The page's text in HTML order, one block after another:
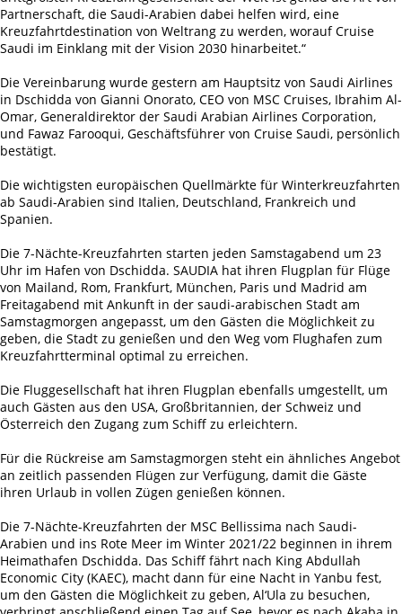
Partnerschaft, die Saudi-Arabien dabei helfen wird, eine
Kreuzfahrtdestination von Weltrang zu werden, worauf Cruise
Saudi im Einklang mit der Vision 2030 hinarbeitet.“
Die Vereinbarung wurde gestern am Hauptsitz von Saudi Airlines
in Dschidda von Gianni Onorato, CEO von MSC Cruises, Ibrahim Al-
Omar, Generaldirektor der Saudi Arabian Airlines Corporation,
und Fawaz Farooqui, Geschäftsführer von Cruise Saudi, persönlich
bestätigt.
Die wichtigsten europäischen Quellmärkte für Winterkreuzfahrten
ab Saudi-Arabien sind Italien, Deutschland, Frankreich und
Spanien.
Die 7-Nächte-Kreuzfahrten starten jeden Samstagabend um 23
Uhr im Hafen von Dschidda. SAUDIA hat ihren Flugplan für Flüge
von Mailand, Rom, Frankfurt, München, Paris und Madrid am
Freitagabend mit Ankunft in der saudi-arabischen Stadt am
Samstagmorgen angepasst, um den Gästen die Möglichkeit zu
geben, die Stadt zu genießen und den Weg vom Flughafen zum
Kreuzfahrtterminal optimal zu erreichen.
Die Fluggesellschaft hat ihren Flugplan ebenfalls umgestellt, um
auch Gästen aus den USA, Großbritannien, der Schweiz und
Österreich den Zugang zum Schiff zu erleichtern.
Für die Rückreise am Samstagmorgen steht ein ähnliches Angebot
an zeitlich passenden Flügen zur Verfügung, damit die Gäste
ihren Urlaub in vollen Zügen genießen können.
Die 7-Nächte-Kreuzfahrten der MSC Bellissima nach Saudi-
Arabien und ins Rote Meer im Winter 2021/22 beginnen in ihrem
Heimathafen Dschidda. Das Schiff fährt nach King Abdullah
Economic City (KAEC), macht dann für eine Nacht in Yanbu fest,
um den Gästen die Möglichkeit zu geben, Al‘Ula zu besuchen,